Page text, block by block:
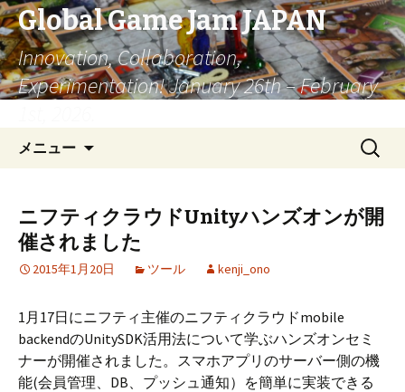
Global Game Jam JAPAN
Innovation, Collaboration,
Experimentation! January 26th – February
メニュー
ツ
へ
移
検
索:
ニフティクラウドUnityハンズオンが開
催されました
2015年1月20日 ツール kenji_ono
1月17日にニフティ主催のニフティクラウドmobile
backendのUnitySDK活用法について学ぶハンズオンセミ
ナーが開催されました。スマホアプリのサーバー側の機
能(会員管理、DB、プッシュ通知）を簡単に実装できる